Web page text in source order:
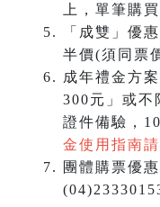
上，單筆購買
「成雙」優
半價(須同票
成年禮金方
300元」或不
證件備驗，
金使用指南
團體購票優